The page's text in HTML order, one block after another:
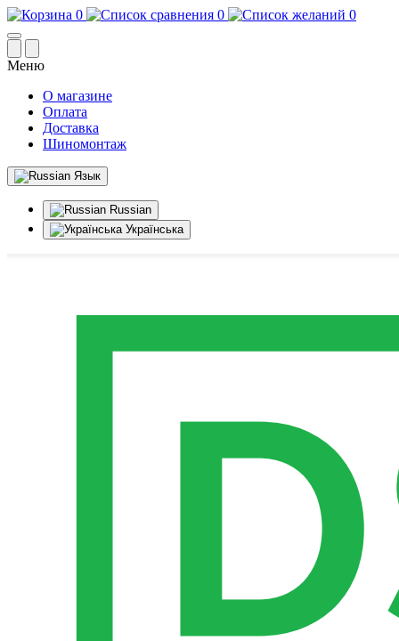
0 0 0
Меню
О магазине
Оплата
Доставка
Шиномонтаж
Язык
Russian
Українська